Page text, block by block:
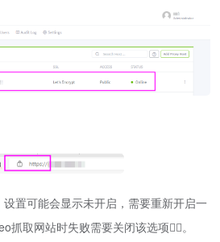
设置可能会显示未开启，需要重新开启一
抓取网站时失败需要关闭该选项🤷‍♂️。